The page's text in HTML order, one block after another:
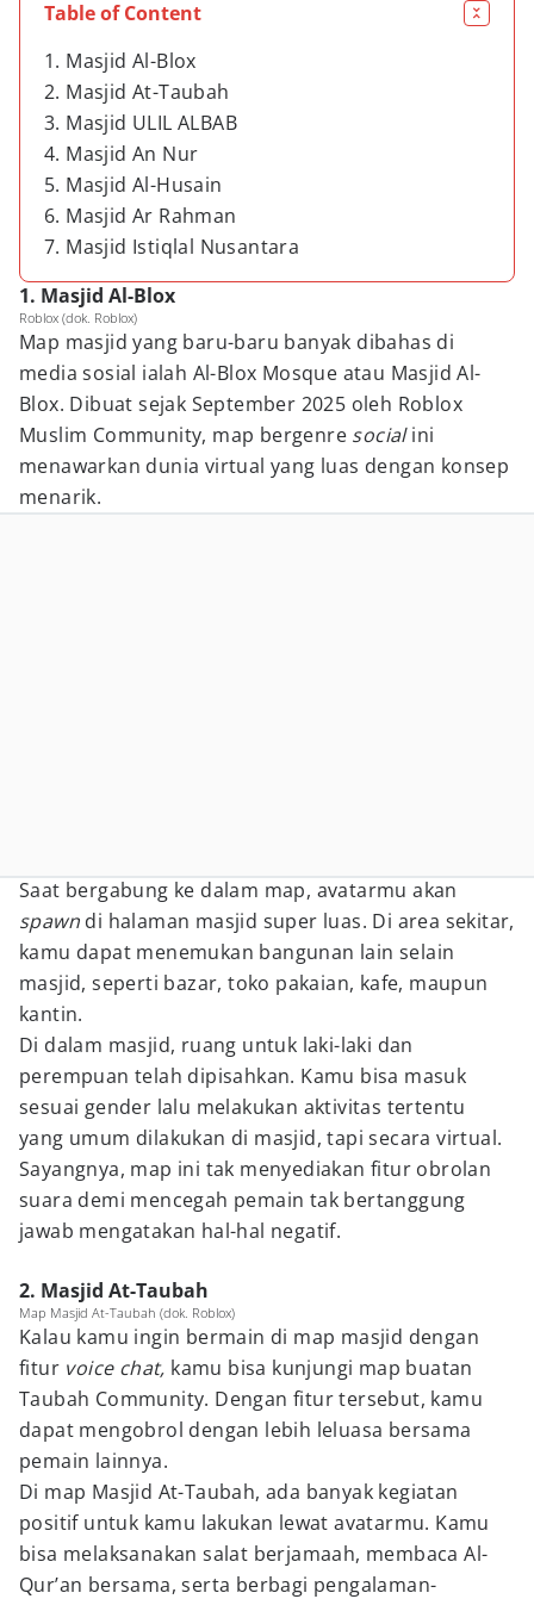
Table of Content
1. Masjid Al-Blox
2. Masjid At-Taubah
3. Masjid ULIL ALBAB
4. Masjid An Nur
5. Masjid Al-Husain
6. Masjid Ar Rahman
7. Masjid Istiqlal Nusantara
1. Masjid Al-Blox
Roblox (dok. Roblox)
Map masjid yang baru-baru banyak dibahas di
media sosial ialah Al-Blox Mosque atau Masjid Al-
Blox. Dibuat sejak September 2025 oleh Roblox
Muslim Community, map bergenre socialini
menawarkan dunia virtual yang luas dengan konsep
menarik.
Saat bergabung ke dalam map, avatarmu akan
spawn di halaman masjid super luas. Di area sekitar,
kamu dapat menemukan bangunan lain selain
masjid, seperti bazar, toko pakaian, kafe, maupun
kantin.
Di dalam masjid, ruang untuk laki-laki dan
perempuan telah dipisahkan. Kamu bisa masuk
sesuai gender lalu melakukan aktivitas tertentu
yang umum dilakukan di masjid, tapi secara virtual.
Sayangnya, map ini tak menyediakan fitur obrolan
suara demi mencegah pemain tak bertanggung
jawab mengatakan hal-hal negatif.
2. Masjid At-Taubah
Map Masjid At-Taubah (dok. Roblox)
Kalau kamu ingin bermain di map masjid dengan
fitur voice chat, kamu bisa kunjungi map buatan
Taubah Community. Dengan fitur tersebut, kamu
dapat mengobrol dengan lebih leluasa bersama
pemain lainnya.
Di map Masjid At-Taubah, ada banyak kegiatan
positif untuk kamu lakukan lewat avatarmu. Kamu
bisa melaksanakan salat berjamaah, membaca Al-
Qur’an bersama, serta berbagi pengalaman-